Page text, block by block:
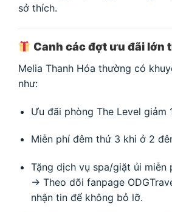
sở thích.
Canh các đợt ưu đãi lớn
Melia Thanh Hóa thường có
như:
Ưu đãi phòng The Level giảm
Miễn phí đêm thứ 3 khi ở 2
Tặng dịch vụ spa/giặt ủi miễn
→ Theo dõi fanpage
nhận tin để không bỏ lỡ.